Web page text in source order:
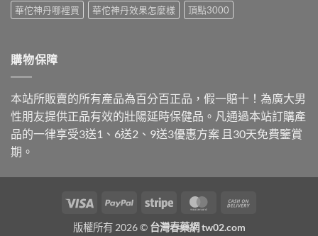
購
買
中
華佗神丹哪裡買
華佗神丹效果怎麼樣 頂點3000
購物保障
本站所販賣的所有產品為百分百正品，假一賠十！為廣大男
性朋友提供正品有效的壯陽延時保健品。凡通過本站訂購產
品的一律享受3送1、6送2、9送3優惠方案 且30天免費鑒賞
期。
Visa PayPal Stripe MasterCard
版權所有 2026 © 台灣春藥網 tw02.com